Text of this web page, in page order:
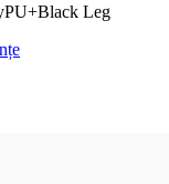
Leg